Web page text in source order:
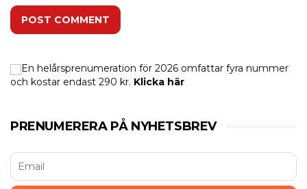
POST COMMENT
En helårsprenumeration för 2026 omfattar fyra nummer
och kostar endast 290 kr. Klicka här
PRENUMERERA PÅ NYHETSBREV